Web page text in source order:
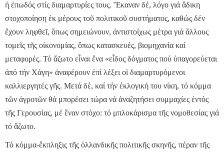
ἡ ἐπωδός στίς διαμαρτυρίες τους. Ἔκαναν δέ, λόγο γιά ἄδικη
στοχοποίηση ἐκ μέρους τοῦ πολιτικοῦ συστήματος, καθώς δέν
ἔχουν ληφθεῖ, ὅπως σημειώνουν, ἀντιστοίχως μέτρα γιά ἄλλους
τομεῖς τῆς οἰκονομίας, ὅπως κατασκευές, βιομηχανία καί
μεταφορές. Τό ἄζωτο εἶναι ἕνα «εἶδος δόγματος πού ὑπαγορεύεται
ἀπό τήν Χάγη» ἀναφέρουν ἐπί λέξει οἱ διαμαρτυρόμενοι
καλλιεργητές γῆς. Μετά δέ, καί τήν ἐκλογική του νίκη, τό κόμμα
τῶν ἀγροτῶν θά μπορέσει τώρα νά ἀναζητήσει συμμαχίες ἐντός
τῆς Γερουσίας, μέ ἕναν στόχο: τό μπλοκάρισμα τῆς νομοθεσίας γιά
τό ἄζωτο.
Τό κόμμα-ἔκπληξις τῆς ὁλλανδικῆς πολιτικῆς σκηνῆς, πέραν τῆς